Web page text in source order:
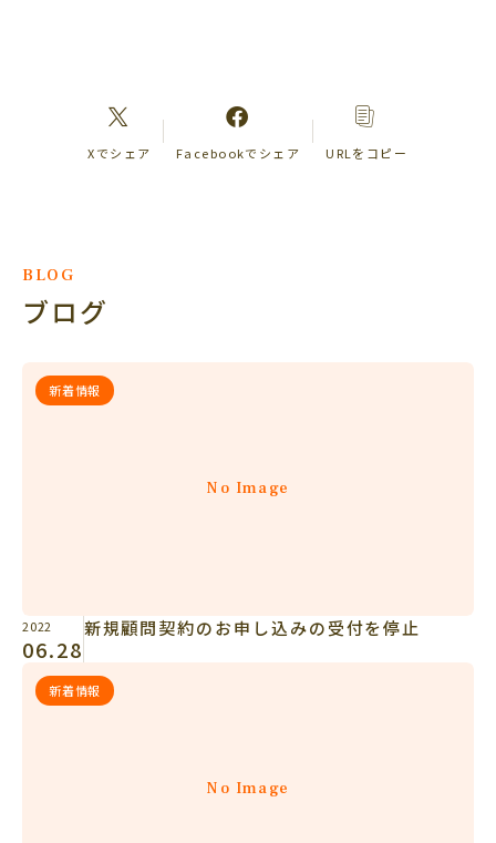
Xでシェア Facebookでシェア URLをコピー
BLOG
ブログ
No Image
新着情報
2022
06.28
新規顧問契約のお申し込みの受付を停止
No Image
新着情報